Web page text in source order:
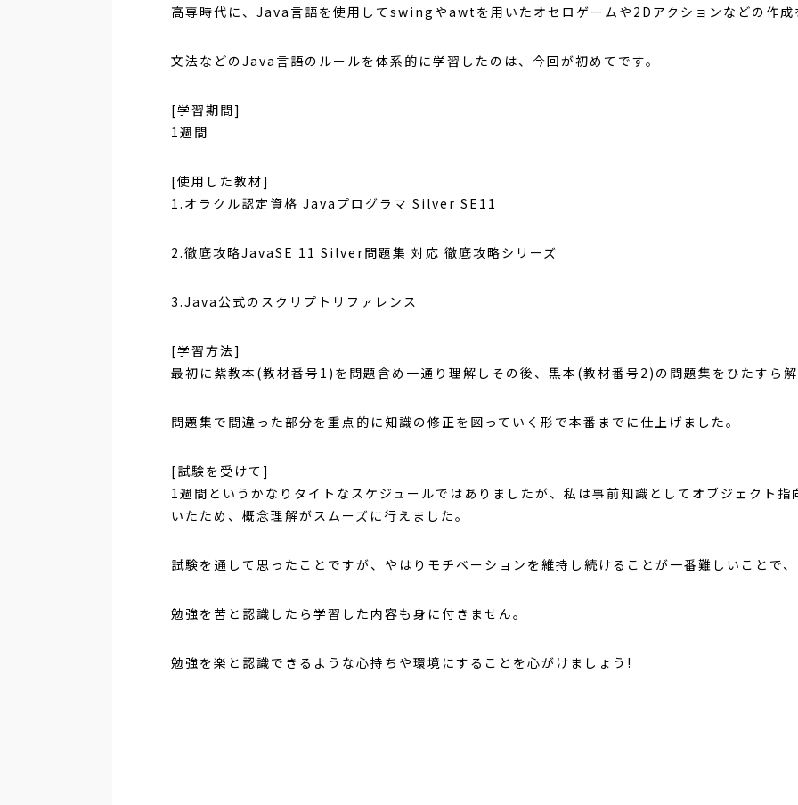
高専時代に、Java言語を使用してswingやawtを用いたオセロゲームや2Dアクションなどの作成
文法などのJava言語のルールを体系的に学習したのは、今回が初めてです。
[学習期間]
1週間
[使用した教材]
1.オラクル認定資格 Javaプログラマ Silver SE11
2.徹底攻略JavaSE 11 Silver問題集 対応 徹底攻略シリーズ
3.Java公式のスクリプトリファレンス
[学習方法]
最初に紫教本(教材番号1)を問題含め一通り理解しその後、黒本(教材番号2)の問題集をひたすら解
問題集で間違った部分を重点的に知識の修正を図っていく形で本番までに仕上げました。
[試験を受けて]
1週間というかなりタイトなスケジュールではありましたが、私は事前知識としてオブジェクト指
いたため、概念理解がスムーズに行えました。
試験を通して思ったことですが、やはりモチベーションを維持し続けることが一番難しいことで、
勉強を苦と認識したら学習した内容も身に付きません。
勉強を楽と認識できるような心持ちや環境にすることを心がけましょう!